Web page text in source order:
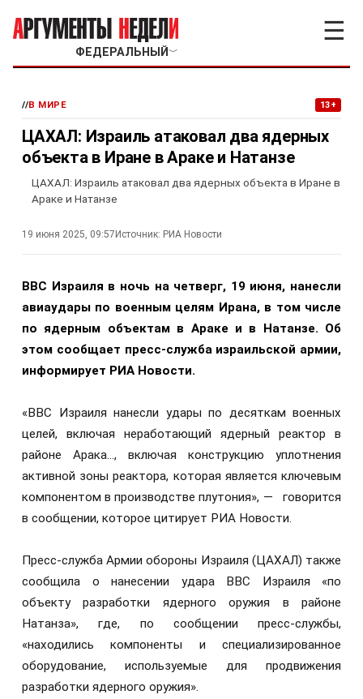
ФЕДЕРАЛЬНЫЙ ﹀
☰
//В МИРЕ 13+
ЦАХАЛ: Израиль атаковал два ядерных
объекта в Иране в Араке и Натанзе
ЦАХАЛ: Израиль атаковал два ядерных объекта в Иране в
Араке и Натанзе
19 июня 2025, 09:57 Источник: РИА Новости
ВВС Израиля в ночь на четверг, 19 июня, нанесли
авиаудары по военным целям Ирана, в том числе
по ядерным объектам в Араке и в Натанзе. Об
этом сообщает пресс-служба израильской армии,
информирует РИА Новости.
«ВВС Израиля нанесли удары по десяткам военных
целей, включая неработающий ядерный реактор в
районе Арака..., включая конструкцию уплотнения
активной зоны реактора, которая является ключевым
компонентом в производстве плутония», — говорится
в сообщении, которое цитирует РИА Новости.
Пресс-служба Армии обороны Израиля (ЦАХАЛ) также
сообщила о нанесении удара ВВС Израиля «по
объекту разработки ядерного оружия в районе
Натанза», где, по сообщении пресс-службы,
«находились компоненты и специализированное
оборудование, используемые для продвижения
разработки ядерного оружия».